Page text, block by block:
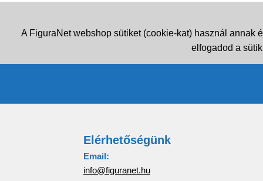
A FiguraNet webshop sütiket (cookie-kat) használ annak
elfogadod a
Elérhetőségünk
Email:
info@figuranet.hu